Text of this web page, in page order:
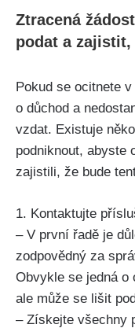
Ztracená
podat a zajistit,
Pokud se ocitnete
o důchod a
vzdat. Existuje
podniknout, abyste
zajistili, že bude
1. Kontaktujte
– V první řadě je
zodpovědný za
Obvykle se jedná o
ale může se lišit
– Získejte všechny